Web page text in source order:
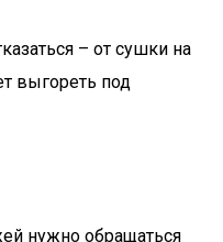
– от сушки на
выгореть под
нужно обращаться